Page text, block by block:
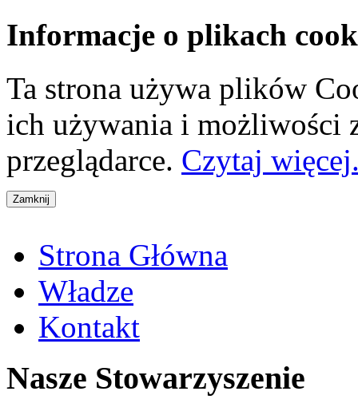
Informacje o plikach
Ta strona używa plików
ich używania i możliwości
przeglądarce. Czytaj
Strona Główna
Władze
Kontakt
Nasze Stowarzyszenie